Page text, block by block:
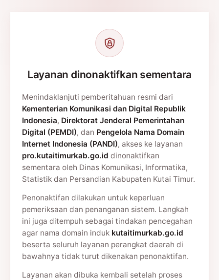
Layanan dinonaktifkan sementara
Menindaklanjuti pemberitahuan resmi dari
Kementerian Komunikasi dan Digital Republik
Indonesia, Direktorat Jenderal Pemerintahan
Digital (PEMDI), dan Pengelola Nama Domain
Internet Indonesia (PANDI), akses ke layanan
pro.kutaitimurkab.go.id dinonaktifkan
sementara oleh Dinas Komunikasi, Informatika,
Statistik dan Persandian Kabupaten Kutai Timur.
Penonaktifan dilakukan untuk keperluan
pemeriksaan dan penanganan sistem. Langkah
ini juga ditempuh sebagai tindakan pencegahan
agar nama domain induk kutaitimurkab.go.id
beserta seluruh layanan perangkat daerah di
bawahnya tidak turut dikenakan penonaktifan.
Layanan akan dibuka kembali setelah proses